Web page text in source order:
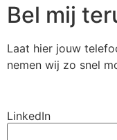
Bel mij
Laat hier jouw
nemen wij zo snel
LinkedIn